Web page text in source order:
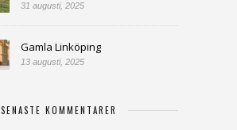
31 augusti, 2025
Gamla Linköping
13 augusti, 2025
SENASTE KOMMENTARER